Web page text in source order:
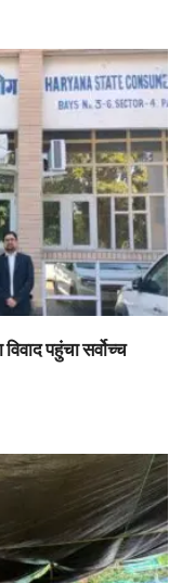
पहुंचा सर्वोच्च